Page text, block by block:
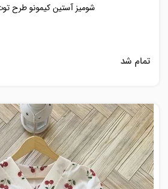
شومیز آستین کیمونو طرح
تمام شد